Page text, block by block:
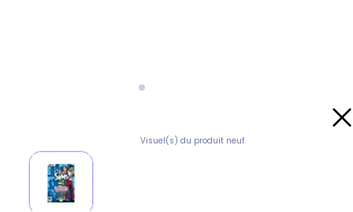
Visuel(s) du produit neuf